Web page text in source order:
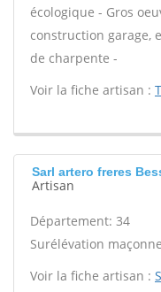
écologique - Gros
construction garage,
de charpente -
Voir la fiche artisan :
Sarl artero freres
Artisan
Département: 34
Surélévation
Voir la fiche artisan :